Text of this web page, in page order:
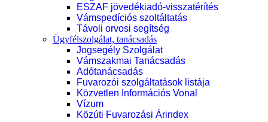
ESZAF jövedékiadó-visszatérítés
Vámspedíciós szoltáltatás
Távoli orvosi segítség
Ügyfélszolgálat, tanácsadás
Jogsegély Szolgálat
Vámszakmai Tanácsadás
Adótanácsadás
Fuvarozói szolgáltatások listája
Közvetlen Információs Vonal
Vízum
Közúti Fuvarozási Árindex